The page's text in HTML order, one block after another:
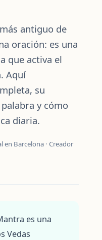
antiguo de
oración: es una
que activa el
Aquí
su
y cómo
diaria.
en Barcelona · Creador
es una
Vedas